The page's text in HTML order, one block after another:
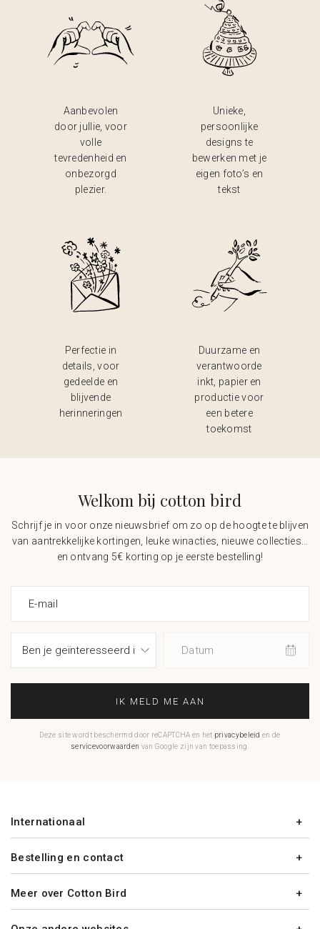
Aanbevolen
door jullie, voor
volle
tevredenheid en
onbezorgd
plezier.
Unieke,
persoonlijke
designs te
bewerken met je
eigen foto’s en
tekst
Perfectie in
details, voor
gedeelde en
blijvende
herinneringen
Duurzame en
verantwoorde
inkt, papier en
productie voor
een betere
toekomst
Welkom bij cotton bird
Schrijf je in voor onze nieuwsbrief om zo op de hoogte te blijven
van aantrekkelijke kortingen, leuke winacties, nieuwe collecties…
en ontvang 5€ korting op je eerste bestelling!
E-mail
Datum
IK MELD ME AAN
Deze site wordt beschermd door reCAPTCHA en het privacybeleid en de
servicevoorwaarden van Google zijn van toepassing.
Bestelling en contact
Meer over Cotton Bird
Internationaal